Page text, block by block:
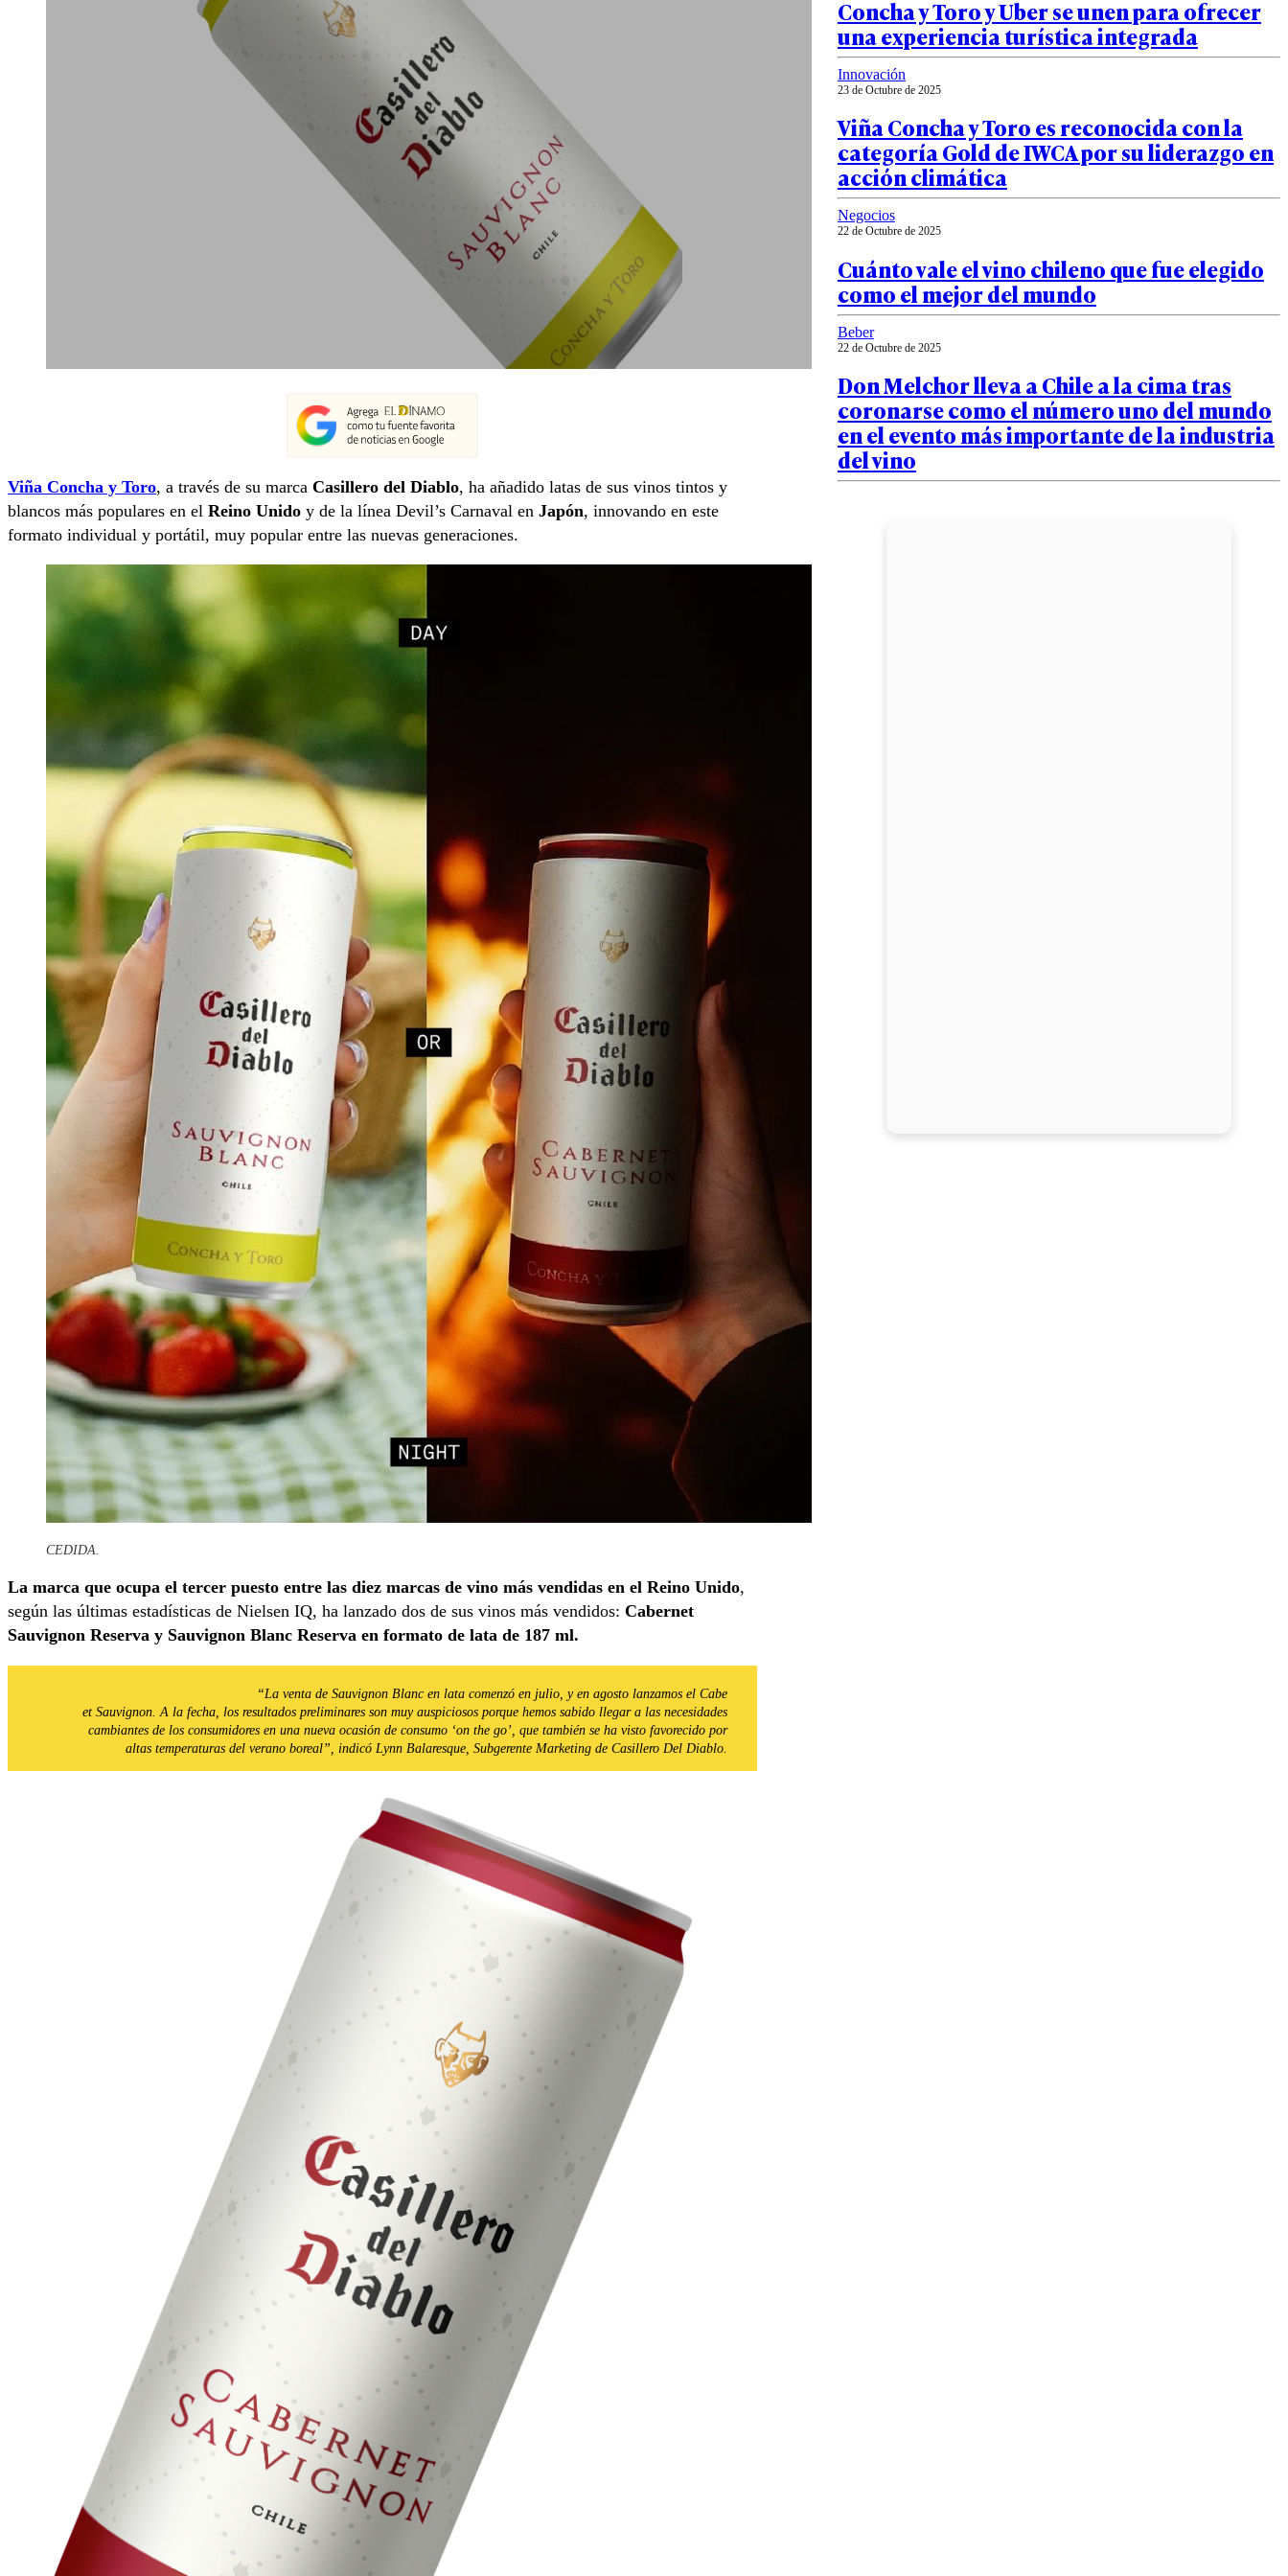
Viña Concha y Toro, a través de su marca Casillero del Diablo, ha añadido latas de sus vinos tintos y
blancos más populares en el Reino Unido y de la línea Devil’s Carnaval en Japón, innovando en este
formato individual y portátil, muy popular entre las nuevas generaciones.
CEDIDA.
La marca que ocupa el tercer puesto entre las diez marcas de vino más vendidas en el Reino Unido,
según las últimas estadísticas de Nielsen IQ, ha lanzado dos de sus vinos más vendidos: Cabernet
Sauvignon Reserva y Sauvignon Blanc Reserva en formato de lata de 187 ml.
“La venta de Sauvignon Blanc en lata comenzó en julio, y en agosto lanzamos el Cabe
et Sauvignon. A la fecha, los resultados preliminares son muy auspiciosos porque hemos sabido llegar a las necesidades
cambiantes de los consumidores en una nueva ocasión de consumo ‘on the go’, que también se ha visto favorecido por
altas temperaturas del verano boreal”, indicó Lynn Balaresque, Subgerente Marketing de Casillero Del Diablo.
Concha y Toro y Uber se unen para ofrecer
una experiencia turística integrada
Innovación
23 de Octubre de 2025
Viña Concha y Toro es reconocida con la
categoría Gold de IWCA por su liderazgo en
acción climática
Negocios
22 de Octubre de 2025
Cuánto vale el vino chileno que fue elegido
como el mejor del mundo
Beber
22 de Octubre de 2025
Don Melchor lleva a Chile a la cima tras
coronarse como el número uno del mundo
en el evento más importante de la industria
del vino